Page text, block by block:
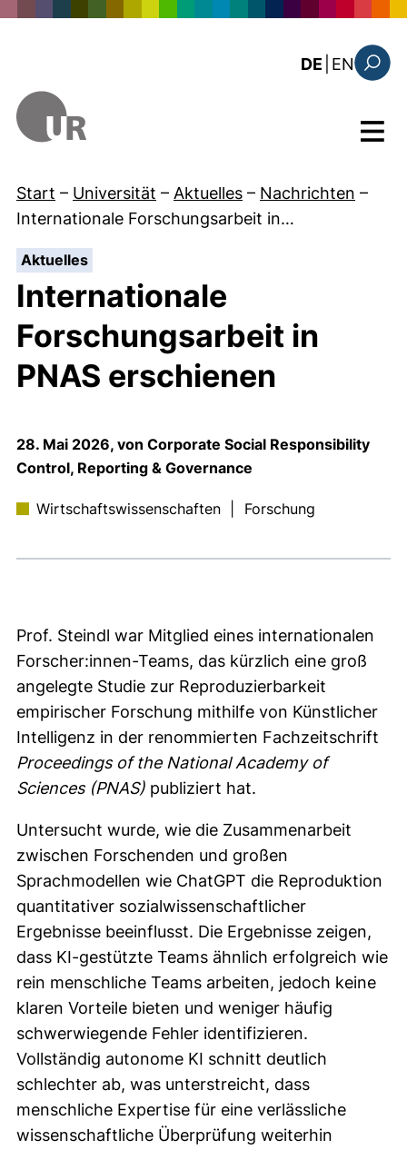
DE EN: the
Menü
Start – Universität – Aktuelles – Nachrichten –
Internationale Forschungsarbeit in…
Aktuelles:
Internationale
Forschungsarbeit in
PNAS erschienen
28. Mai 2026, von Corporate Social Responsibility
Control, Reporting & Governance
Wirtschaftswissenschaften Forschung
Prof. Steindl war Mitglied eines internationalen
Forscher:innen-Teams, das kürzlich eine groß
angelegte Studie zur Reproduzierbarkeit
empirischer Forschung mithilfe von Künstlicher
Intelligenz in der renommierten Fachzeitschrift
Proceedings of the National Academy of
Sciences (PNAS) publiziert hat.
Untersucht wurde, wie die Zusammenarbeit
zwischen Forschenden und großen
Sprachmodellen wie ChatGPT die Reproduktion
quantitativer sozialwissenschaftlicher
Ergebnisse beeinflusst. Die Ergebnisse zeigen,
dass KI-gestützte Teams ähnlich erfolgreich wie
rein menschliche Teams arbeiten, jedoch keine
klaren Vorteile bieten und weniger häufig
schwerwiegende Fehler identifizieren.
Vollständig autonome KI schnitt deutlich
schlechter ab, was unterstreicht, dass
menschliche Expertise für eine verlässliche
wissenschaftliche Überprüfung weiterhin